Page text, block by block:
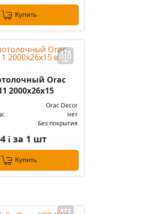
Купить
Orac
2000х26х15
Orac Decor
нет
Без покрытия
iза 1 шт
Купить